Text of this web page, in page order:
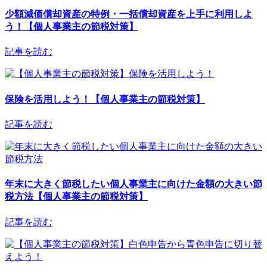
少額減価償却資産の特例・一括償却資産を上手に利用しよ
う！【個人事業主の節税対策】
記事を読む
保険を活用しよう！【個人事業主の節税対策】
記事を読む
年末に大きく節税したい個人事業主に向けた金額の大きい節
税方法【個人事業主の節税対策】
記事を読む